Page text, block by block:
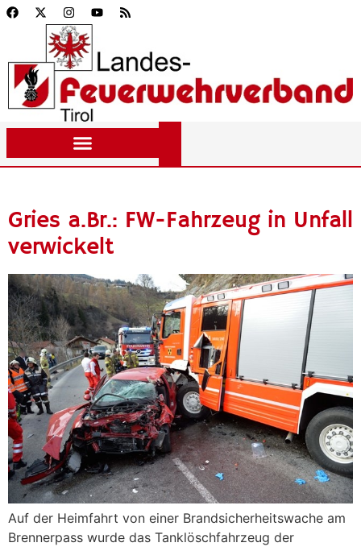
Gries a.Br.: FW-Fahrzeug in Unfall
verwickelt
Auf der Heimfahrt von einer Brandsicherheitswache am
Brennerpass wurde das Tanklöschfahrzeug der